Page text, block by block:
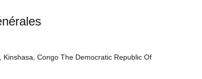
Kinshasa, Congo The Democratic Republic Of